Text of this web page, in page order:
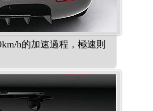
h的加速過程，極速則